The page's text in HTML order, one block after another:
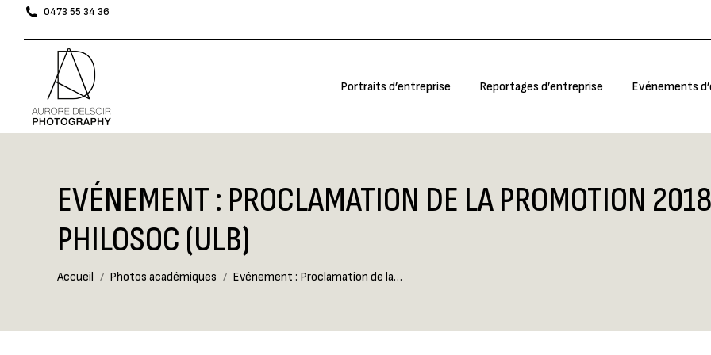
0473 55 34 36
Portraits d’entreprise Reportages d’entreprise Evénements
EVÉNEMENT : PROCLAMATION DE LA PROMOTION
PHILOSOC (ULB)
Vous êtes ici :
Accueil Photos académiques Evénement : Proclamation de la…